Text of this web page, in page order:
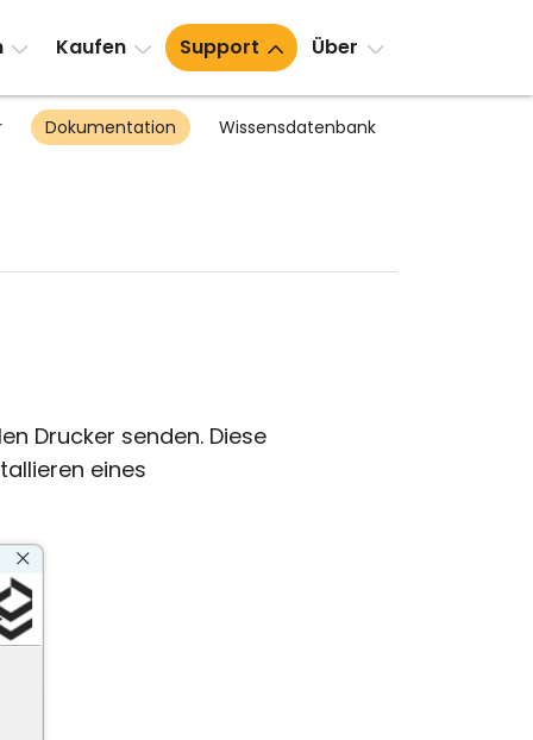
Kaufen Support Über
Dokumentation Wissensdatenbank
Drucker senden. Diese
eines